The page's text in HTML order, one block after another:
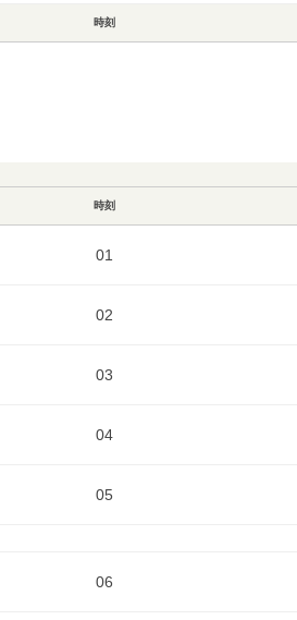
時刻
時刻
01
02
03
04
05
06